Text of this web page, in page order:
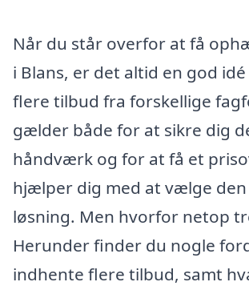
Når du står overfor at få
i Blans, er det altid en god
flere tilbud fra forskellige
gælder både for at sikre dig
håndværk og for at få et
hjælper dig med at vælge
løsning. Men hvorfor netop
Herunder finder du nogle
indhente flere tilbud, samt